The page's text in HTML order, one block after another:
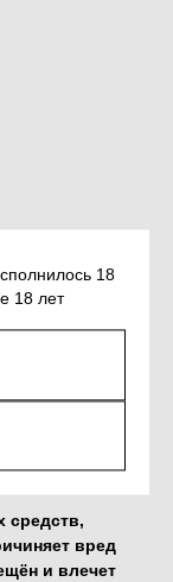
18
18 летПЕРУ
средств,
вред
и влечет